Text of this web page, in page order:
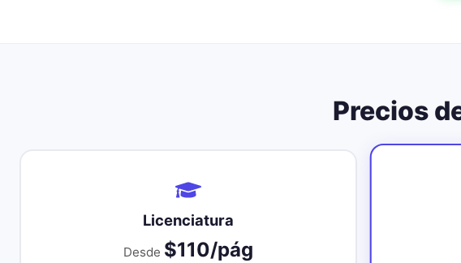
Precios
Licenciatura
Desde $110/pág